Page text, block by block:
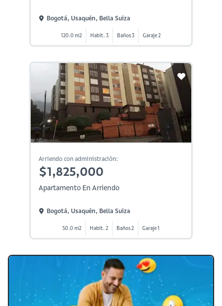
Bogotá, Usaquén, Bella Suiza
120.0 m2 Habit. 3 Baños 3 Garaje 2
Arriendo con administración:
$1,825,000
Apartamento En Arriendo
Bogotá, Usaquén, Bella Suiza
50.0 m2 Habit. 2 Baños 2 Garaje 1